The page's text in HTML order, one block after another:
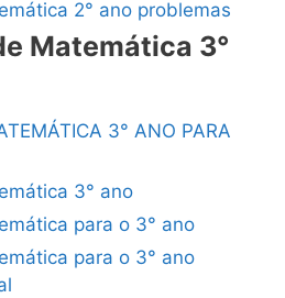
2° ano problemas
Matemática 3°
3° ANO PARA
3° ano
para o 3° ano
para o 3° ano